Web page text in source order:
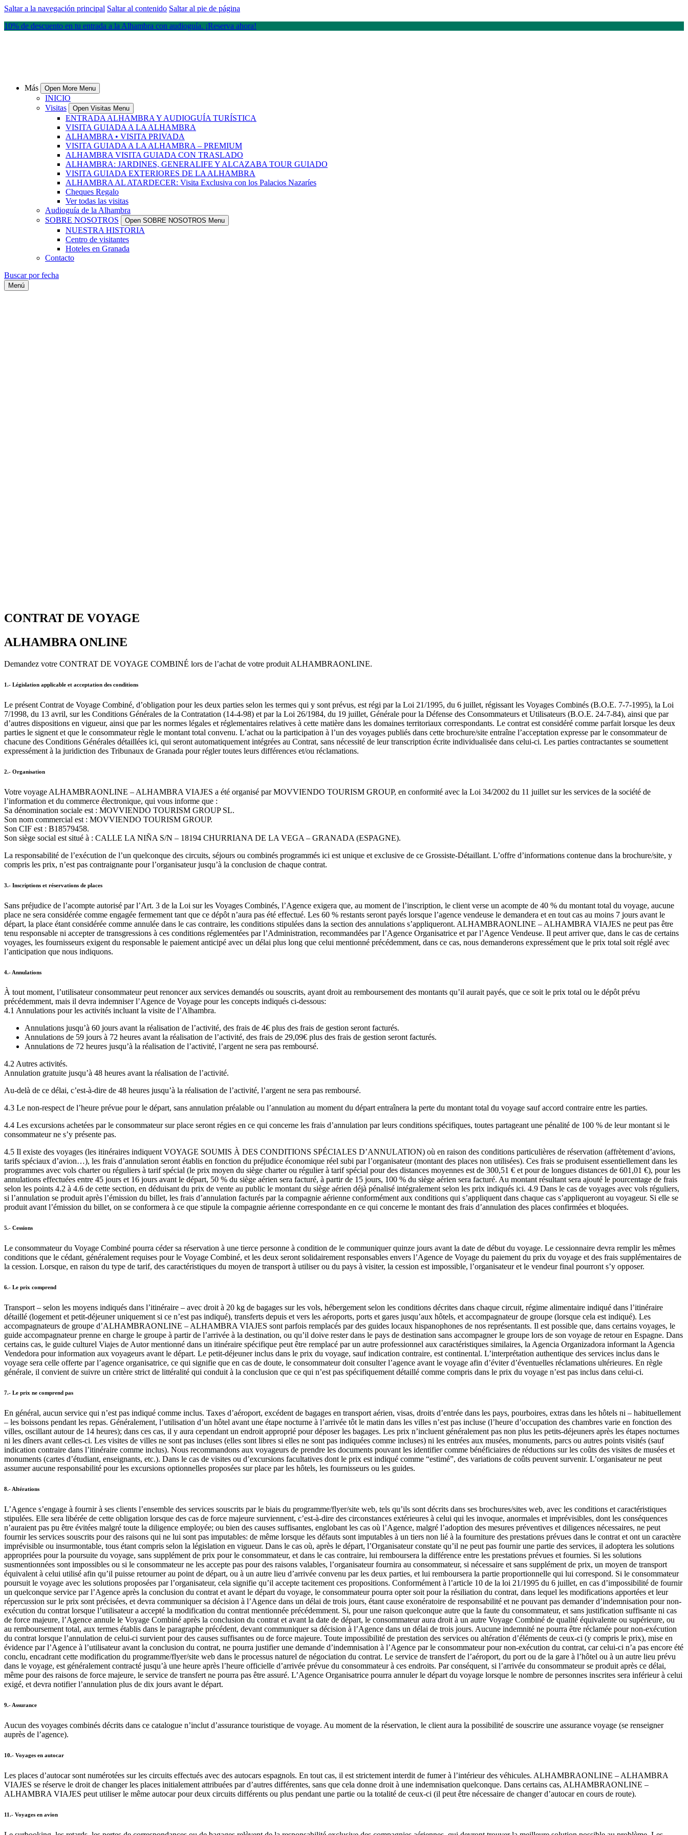
Saltar a la navegación principal Saltar al contenido Saltar al pie de página
10% de descuento en tu entrada a la Alhambra con audioguía. ¡Reserva ahora!
Más Open More Menu
INICIO
Visitas
Open Visitas Menu
ENTRADA ALHAMBRA Y AUDIOGUÍA TURÍSTICA
VISITA GUIADA A LA ALHAMBRA
ALHAMBRA • VISITA PRIVADA
VISITA GUIADA A LA ALHAMBRA – PREMIUM
ALHAMBRA VISITA GUIADA CON TRASLADO
ALHAMBRA: JARDINES, GENERALIFE Y ALCAZABA TOUR GUIADO
VISITA GUIADA EXTERIORES DE LA ALHAMBRA
ALHAMBRA AL ATARDECER: Visita Exclusiva con los Palacios Nazaríes
Cheques Regalo
Ver todas las visitas
Audioguía de la Alhambra
SOBRE NOSOTROS
Open SOBRE NOSOTROS Menu
NUESTRA HISTORIA
Centro de visitantes
Hoteles en Granada
Contacto
Buscar por fecha
Menú
CONTRAT DE VOYAGE
ALHAMBRA ONLINE
Demandez votre CONTRAT DE VOYAGE COMBINÉ lors de l’achat de votre produit ALHAMBRAONLINE.
1.- Législation applicable et acceptation des conditions
Le présent Contrat de Voyage Combiné, d’obligation pour les deux parties selon les termes qui y sont prévus, est régi par la Loi 21/1995, du 6 juillet, régissant les Voyages Combinés (B.O.E. 7-7-1995), la Loi
7/1998, du 13 avril, sur les Conditions Générales de la Contratation (14-4-98) et par la Loi 26/1984, du 19 juillet, Générale pour la Défense des Consommateurs et Utilisateurs (B.O.E. 24-7-84), ainsi que par
d’autres dispositions en vigueur, ainsi que par les normes légales et réglementaires relatives à cette matière dans les domaines territoriaux correspondants. Le contrat est considéré comme parfait lorsque les deux
parties le signent et que le consommateur règle le montant total convenu. L’achat ou la participation à l’un des voyages publiés dans cette brochure/site entraîne l’acceptation expresse par le consommateur de
chacune des Conditions Générales détaillées ici, qui seront automatiquement intégrées au Contrat, sans nécessité de leur transcription écrite individualisée dans celui-ci. Les parties contractantes se soumettent
expressément à la juridiction des Tribunaux de Granada pour régler toutes leurs différences et/ou réclamations.
2.- Organisation
Votre voyage ALHAMBRAONLINE – ALHAMBRA VIAJES a été organisé par MOVVIENDO TOURISM GROUP, en conformité avec la Loi 34/2002 du 11 juillet sur les services de la société de
l’information et du commerce électronique, qui vous informe que :
Sa dénomination sociale est : MOVVIENDO TOURISM GROUP SL.
Son nom commercial est : MOVVIENDO TOURISM GROUP.
Son CIF est : B18579458.
Son siège social est situé à : CALLE LA NIÑA S/N – 18194 CHURRIANA DE LA VEGA – GRANADA (ESPAGNE).
La responsabilité de l’exécution de l’un quelconque des circuits, séjours ou combinés programmés ici est unique et exclusive de ce Grossiste-Détaillant. L’offre d’informations contenue dans la brochure/site, y
compris les prix, n’est pas contraignante pour l’organisateur jusqu’à la conclusion de chaque contrat.
3.- Inscriptions et réservations de places
Sans préjudice de l’acompte autorisé par l’Art. 3 de la Loi sur les Voyages Combinés, l’Agence exigera que, au moment de l’inscription, le client verse un acompte de 40 % du montant total du voyage, aucune
place ne sera considérée comme engagée fermement tant que ce dépôt n’aura pas été effectué. Les 60 % restants seront payés lorsque l’agence vendeuse le demandera et en tout cas au moins 7 jours avant le
départ, la place étant considérée comme annulée dans le cas contraire, les conditions stipulées dans la section des annulations s’appliqueront. ALHAMBRAONLINE – ALHAMBRA VIAJES ne peut pas être
tenu responsable ni accepter de transgressions à ces conditions réglementées par l’Administration, recommandées par l’Agence Organisatrice et par l’Agence Vendeuse. Il peut arriver que, dans le cas de certains
voyages, les fournisseurs exigent du responsable le paiement anticipé avec un délai plus long que celui mentionné précédemment, dans ce cas, nous demanderons expressément que le prix total soit réglé avec
l’anticipation que nous indiquons.
4.- Annulations
À tout moment, l’utilisateur consommateur peut renoncer aux services demandés ou souscrits, ayant droit au remboursement des montants qu’il aurait payés, que ce soit le prix total ou le dépôt prévu
précédemment, mais il devra indemniser l’Agence de Voyage pour les concepts indiqués ci-dessous:
4.1 Annulations pour les activités incluant la visite de l’Alhambra.
Annulations jusqu’à 60 jours avant la réalisation de l’activité, des frais de 4€ plus des frais de gestion seront facturés.
Annulations de 59 jours à 72 heures avant la réalisation de l’activité, des frais de 29,09€ plus des frais de gestion seront facturés.
Annulations de 72 heures jusqu’à la réalisation de l’activité, l’argent ne sera pas remboursé.
4.2 Autres activités.
Annulation gratuite jusqu’à 48 heures avant la réalisation de l’activité.
Au-delà de ce délai, c’est-à-dire de 48 heures jusqu’à la réalisation de l’activité, l’argent ne sera pas remboursé.
4.3 Le non-respect de l’heure prévue pour le départ, sans annulation préalable ou l’annulation au moment du départ entraînera la perte du montant total du voyage sauf accord contraire entre les parties.
4.4 Les excursions achetées par le consommateur sur place seront régies en ce qui concerne les frais d’annulation par leurs conditions spécifiques, toutes partageant une pénalité de 100 % de leur montant si le
consommateur ne s’y présente pas.
4.5 Il existe des voyages (les itinéraires indiquent VOYAGE SOUMIS À DES CONDITIONS SPÉCIALES D’ANNULATION) où en raison des conditions particulières de réservation (affrètement d’avions,
tarifs spéciaux d’avion…), les frais d’annulation seront établis en fonction du préjudice économique réel subi par l’organisateur (montant des places non utilisées). Ces frais se produisent essentiellement dans les
programmes avec vols charter ou réguliers à tarif spécial (le prix moyen du siège charter ou régulier à tarif spécial pour des distances moyennes est de 300,51 € et pour de longues distances de 601,01 €), pour les
annulations effectuées entre 45 jours et 16 jours avant le départ, 50 % du siège aérien sera facturé, à partir de 15 jours, 100 % du siège aérien sera facturé. Au montant résultant sera ajouté le pourcentage de frais
selon les points 4.2 à 4.6 de cette section, en déduisant du prix de vente au public le montant du siège aérien déjà pénalisé intégralement selon les prix indiqués ici. 4.9 Dans le cas de voyages avec vols réguliers,
si l’annulation se produit après l’émission du billet, les frais d’annulation facturés par la compagnie aérienne conformément aux conditions qui s’appliquent dans chaque cas s’appliqueront au voyageur. Si elle se
produit avant l’émission du billet, on se conformera à ce que stipule la compagnie aérienne correspondante en ce qui concerne le montant des frais d’annulation des places confirmées et bloquées.
5.- Cessions
Le consommateur du Voyage Combiné pourra céder sa réservation à une tierce personne à condition de le communiquer quinze jours avant la date de début du voyage. Le cessionnaire devra remplir les mêmes
conditions que le cédant, généralement requises pour le Voyage Combiné, et les deux seront solidairement responsables envers l’Agence de Voyage du paiement du prix du voyage et des frais supplémentaires de
la cession. Lorsque, en raison du type de tarif, des caractéristiques du moyen de transport à utiliser ou du pays à visiter, la cession est impossible, l’organisateur et le vendeur final pourront s’y opposer.
6.- Le prix comprend
Transport – selon les moyens indiqués dans l’itinéraire – avec droit à 20 kg de bagages sur les vols, hébergement selon les conditions décrites dans chaque circuit, régime alimentaire indiqué dans l’itinéraire
détaillé (logement et petit-déjeuner uniquement si ce n’est pas indiqué), transferts depuis et vers les aéroports, ports et gares jusqu’aux hôtels, et accompagnateur de groupe (lorsque cela est indiqué). Les
accompagnateurs de groupe d’ALHAMBRAONLINE – ALHAMBRA VIAJES sont parfois remplacés par des guides locaux hispanophones de nos représentants. Il est possible que, dans certains voyages, le
guide accompagnateur prenne en charge le groupe à partir de l’arrivée à la destination, ou qu’il doive rester dans le pays de destination sans accompagner le groupe lors de son voyage de retour en Espagne. Dans
certains cas, le guide culturel Viajes de Autor mentionné dans un itinéraire spécifique peut être remplacé par un autre professionnel aux caractéristiques similaires, la Agencia Organizadora informant la Agencia
Vendedora pour information aux voyageurs avant le départ. Le petit-déjeuner inclus dans le prix du voyage, sauf indication contraire, est continental. L’interprétation authentique des services inclus dans le
voyage sera celle offerte par l’agence organisatrice, ce qui signifie que en cas de doute, le consommateur doit consulter l’agence avant le voyage afin d’éviter d’éventuelles réclamations ultérieures. En règle
générale, il convient de suivre un critère strict de littéralité qui conduit à la conclusion que ce qui n’est pas spécifiquement détaillé comme compris dans le prix du voyage n’est pas inclus dans celui-ci.
7.- Le prix ne comprend pas
En général, aucun service qui n’est pas indiqué comme inclus. Taxes d’aéroport, excédent de bagages en transport aérien, visas, droits d’entrée dans les pays, pourboires, extras dans les hôtels ni – habituellement
– les boissons pendant les repas. Généralement, l’utilisation d’un hôtel avant une étape nocturne à l’arrivée tôt le matin dans les villes n’est pas incluse (l’heure d’occupation des chambres varie en fonction des
villes, oscillant autour de 14 heures); dans ces cas, il y aura cependant un endroit approprié pour déposer les bagages. Les prix n’incluent généralement pas non plus les petits-déjeuners après les étapes nocturnes
ni les dîners avant celles-ci. Les visites de villes ne sont pas incluses (elles sont libres si elles ne sont pas indiquées comme incluses) ni les entrées aux musées, monuments, parcs ou autres points visités (sauf
indication contraire dans l’itinéraire comme inclus). Nous recommandons aux voyageurs de prendre les documents pouvant les identifier comme bénéficiaires de réductions sur les coûts des visites de musées et
monuments (cartes d’étudiant, enseignants, etc.). Dans le cas de visites ou d’excursions facultatives dont le prix est indiqué comme “estimé”, des variations de coûts peuvent survenir. L’organisateur ne peut
assumer aucune responsabilité pour les excursions optionnelles proposées sur place par les hôtels, les fournisseurs ou les guides.
8.- Altérations
L’Agence s’engage à fournir à ses clients l’ensemble des services souscrits par le biais du programme/flyer/site web, tels qu’ils sont décrits dans ses brochures/sites web, avec les conditions et caractéristiques
stipulées. Elle sera libérée de cette obligation lorsque des cas de force majeure surviennent, c’est-à-dire des circonstances extérieures à celui qui les invoque, anormales et imprévisibles, dont les conséquences
n’auraient pas pu être évitées malgré toute la diligence employée; ou bien des causes suffisantes, englobant les cas où l’Agence, malgré l’adoption des mesures préventives et diligences nécessaires, ne peut
fournir les services souscrits pour des raisons qui ne lui sont pas imputables: de même lorsque les défauts sont imputables à un tiers non lié à la fourniture des prestations prévues dans le contrat et ont un caractère
imprévisible ou insurmontable, tous étant compris selon la législation en vigueur. Dans le cas où, après le départ, l’Organisateur constate qu’il ne peut pas fournir une partie des services, il adoptera les solutions
appropriées pour la poursuite du voyage, sans supplément de prix pour le consommateur, et dans le cas contraire, lui remboursera la différence entre les prestations prévues et fournies. Si les solutions
susmentionnées sont impossibles ou si le consommateur ne les accepte pas pour des raisons valables, l’organisateur fournira au consommateur, si nécessaire et sans supplément de prix, un moyen de transport
équivalent à celui utilisé afin qu’il puisse retourner au point de départ, ou à un autre lieu d’arrivée convenu par les deux parties, et lui remboursera la partie proportionnelle qui lui correspond. Si le consommateur
poursuit le voyage avec les solutions proposées par l’organisateur, cela signifie qu’il accepte tacitement ces propositions. Conformément à l’article 10 de la loi 21/1995 du 6 juillet, en cas d’impossibilité de fournir
un quelconque service par l’Agence après la conclusion du contrat et avant le départ du voyage, le consommateur pourra opter soit pour la résiliation du contrat, dans lequel les modifications apportées et leur
répercussion sur le prix sont précisées, et devra communiquer sa décision à l’Agence dans un délai de trois jours, étant cause exonératoire de responsabilité et ne pouvant pas demander d’indemnisation pour non-
exécution du contrat lorsque l’utilisateur a accepté la modification du contrat mentionnée précédemment. Si, pour une raison quelconque autre que la faute du consommateur, et sans justification suffisante ni cas
de force majeure, l’Agence annule le Voyage Combiné après la conclusion du contrat et avant la date de départ, le consommateur aura droit à un autre Voyage Combiné de qualité équivalente ou supérieure, ou
au remboursement total, aux termes établis dans le paragraphe précédent, devant communiquer sa décision à l’Agence dans un délai de trois jours. Aucune indemnité ne pourra être réclamée pour non-exécution
du contrat lorsque l’annulation de celui-ci survient pour des causes suffisantes ou de force majeure. Toute impossibilité de prestation des services ou altération d’éléments de ceux-ci (y compris le prix), mise en
évidence par l’Agence à l’utilisateur avant la conclusion du contrat, ne pourra justifier une demande d’indemnisation à l’Agence par le consommateur pour non-exécution du contrat, car celui-ci n’a pas encore été
conclu, encadrant cette modification du programme/flyer/site web dans le processus naturel de négociation du contrat. Le service de transfert de l’aéroport, du port ou de la gare à l’hôtel ou à un autre lieu prévu
dans le voyage, est généralement contracté jusqu’à une heure après l’heure officielle d’arrivée prévue du consommateur à ces endroits. Par conséquent, si l’arrivée du consommateur se produit après ce délai,
même pour des raisons de force majeure, le service de transfert ne pourra pas être assuré. L’Agence Organisatrice pourra annuler le départ du voyage lorsque le nombre de personnes inscrites sera inférieur à celui
exigé, et devra notifier l’annulation plus de dix jours avant le départ.
9.- Assurance
Aucun des voyages combinés décrits dans ce catalogue n’inclut d’assurance touristique de voyage. Au moment de la réservation, le client aura la possibilité de souscrire une assurance voyage (se renseigner
auprès de l’agence).
10.- Voyages en autocar
Les places d’autocar sont numérotées sur les circuits effectués avec des autocars espagnols. En tout cas, il est strictement interdit de fumer à l’intérieur des véhicules. ALHAMBRAONLINE – ALHAMBRA
VIAJES se réserve le droit de changer les places initialement attribuées par d’autres différentes, sans que cela donne droit à une indemnisation quelconque. Dans certains cas, ALHAMBRAONLINE –
ALHAMBRA VIAJES peut utiliser le même autocar pour deux circuits différents ou plus pendant une partie ou la totalité de ceux-ci (il peut être nécessaire de changer d’autocar en cours de route).
11.- Voyages en avion